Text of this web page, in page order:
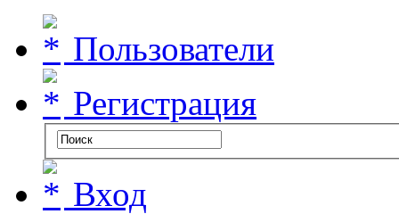
Пользователи
Регистрация
Вход